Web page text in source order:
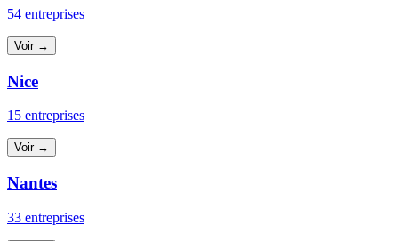
54 entreprises
Voir →
Nice
15 entreprises
Voir →
Nantes
33 entreprises